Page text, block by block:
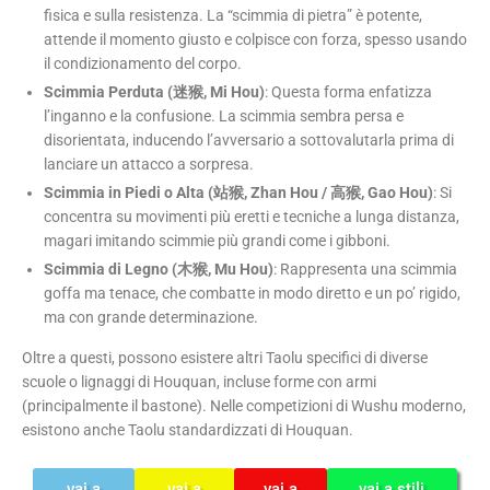
fisica e sulla resistenza. La “scimmia di pietra” è potente,
attende il momento giusto e colpisce con forza, spesso usando
il condizionamento del corpo.
Scimmia Perduta (迷猴, Mi Hou): Questa forma enfatizza
l’inganno e la confusione. La scimmia sembra persa e
disorientata, inducendo l’avversario a sottovalutarla prima di
lanciare un attacco a sorpresa.
Scimmia in Piedi o Alta (站猴, Zhan Hou / 高猴, Gao Hou): Si
concentra su movimenti più eretti e tecniche a lunga distanza,
magari imitando scimmie più grandi come i gibboni.
Scimmia di Legno (木猴, Mu Hou): Rappresenta una scimmia
goffa ma tenace, che combatte in modo diretto e un po’ rigido,
ma con grande determinazione.
Oltre a questi, possono esistere altri Taolu specifici di diverse
scuole o lignaggi di Houquan, incluse forme con armi
(principalmente il bastone). Nelle competizioni di Wushu moderno,
esistono anche Taolu standardizzati di Houquan.